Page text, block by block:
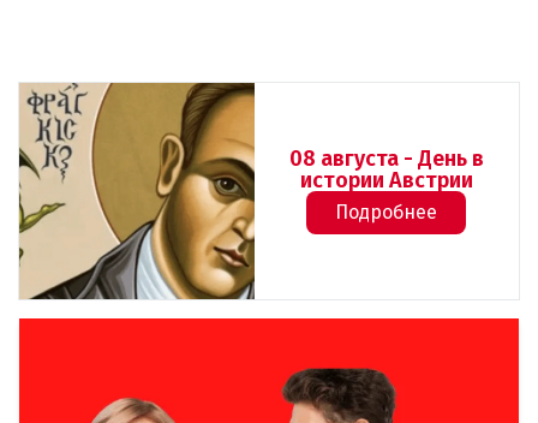
08 августа - День в
истории Австрии
Подробнее